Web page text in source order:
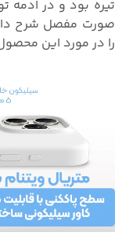
تیره بود و در ادمه
صورت مفصل شرح
را در مورد این